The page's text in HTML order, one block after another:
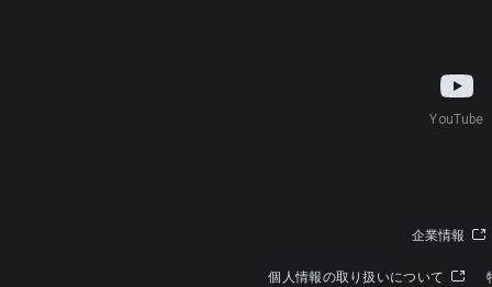
YouTube
企業情報
個人情報の取り扱いについて